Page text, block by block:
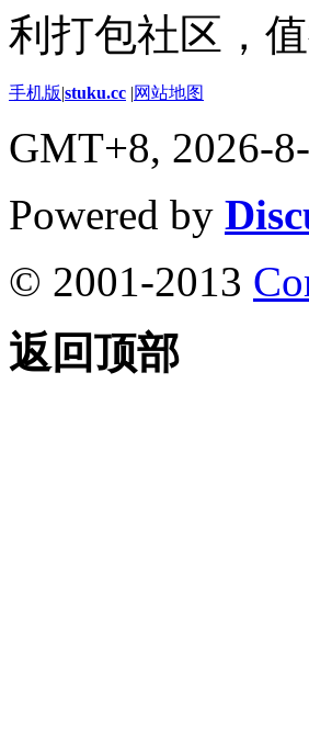
利打包社区，值
手机版|stuku.cc |网站地图
GMT+8, 2026-
Powered by
© 2001-2013
返回顶部